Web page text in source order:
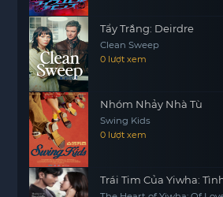
Tẩy Trắng: Deirdre
Clean Sweep
0 lượt xem
Nhóm Nhảy Nhà Tù
Swing Kids
0 lượt xem
Trái Tim Của Yiwha: